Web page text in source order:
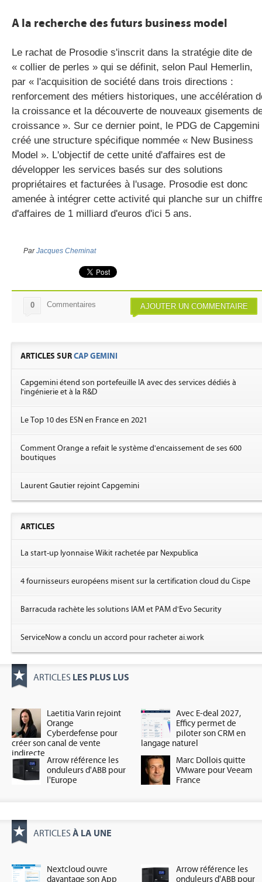
A la recherche des futurs business model
Le rachat de Prosodie s'inscrit dans la stratégie dite de
« collier de perles » qui se définit, selon Paul Hemerlin,
par « l'acquisition de société dans trois directions :
renforcement des métiers historiques, une accélération
la croissance et la découverte de nouveaux gisements
croissance ». Sur ce dernier point, le PDG de Capgemini
créé une structure spécifique nommée « New Business
Model ». L'objectif de cette unité d'affaires est de
développer les services basés sur des solutions
propriétaires et facturées à l'usage. Prosodie est donc
amenée à intégrer cette activité qui planche sur un
d'affaires de 1 milliard d'euros d'ici 5 ans.
ParJacques Cheminat
AJOUTER UN COMMENTAIRE
0 Commentaires
ARTICLES SURCAP GEMINI
Capgemini étend son portefeuille IA avec des services dédiés à
l'ingénierie et à la R&D
Le Top 10 des ESN en France en 2021
Comment Orange a refait le système d'encaissement de ses 600
boutiques
Laurent Gautier rejoint Capgemini
ARTICLES
La start-up lyonnaise Wikit rachetée par Nexpublica
4 fournisseurs européens misent sur la certification cloud du Cispe
Barracuda rachète les solutions IAM et PAM d'Evo Security
ServiceNow a conclu un accord pour racheter ai.work
ARTICLES LES PLUS LUS
Laetitia Varin rejoint
Orange
Cyberdefense pour
créer son canal de vente
indirecte
Avec E-deal 2027,
Efficy permet de
piloter son CRM en
langage naturel
Arrow référence les
onduleurs d'ABB pour
l'Europe
Marc Dollois quitte
VMware pour Veeam
France
ARTICLES À LA UNE
Nextcloud ouvre
davantage son App
Arrow référence les
onduleurs d'ABB pour